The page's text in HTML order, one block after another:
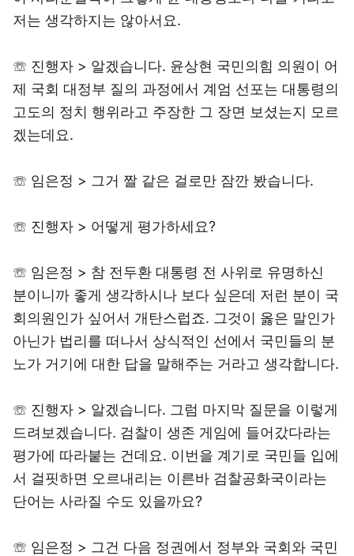
저는 생각하지는 않아서요.
☏ 진행자 > 알겠습니다. 윤상현 국민의힘 의원이 어
제 국회 대정부 질의 과정에서 계엄 선포는 대통령의
고도의 정치 행위라고 주장한 그 장면 보셨는지 모르
겠는데요.
☏ 임은정 > 그거 짤 같은 걸로만 잠깐 봤습니다.
☏ 진행자 > 어떻게 평가하세요?
☏ 임은정 > 참 전두환 대통령 전 사위로 유명하신
분이니까 좋게 생각하시나 보다 싶은데 저런 분이 국
회의원인가 싶어서 개탄스럽죠. 그것이 옳은 말인가
아닌가 법리를 떠나서 상식적인 선에서 국민들의 분
노가 거기에 대한 답을 말해주는 거라고 생각합니다.
☏ 진행자 > 알겠습니다. 그럼 마지막 질문을 이렇게
드려보겠습니다. 검찰이 생존 게임에 들어갔다라는
평가에 따라붙는 건데요. 이번을 계기로 국민들 입에
서 걸핏하면 오르내리는 이른바 검찰공화국이라는
단어는 사라질 수도 있을까요?
☏ 임은정 > 그건 다음 정권에서 정부와 국회와 국민